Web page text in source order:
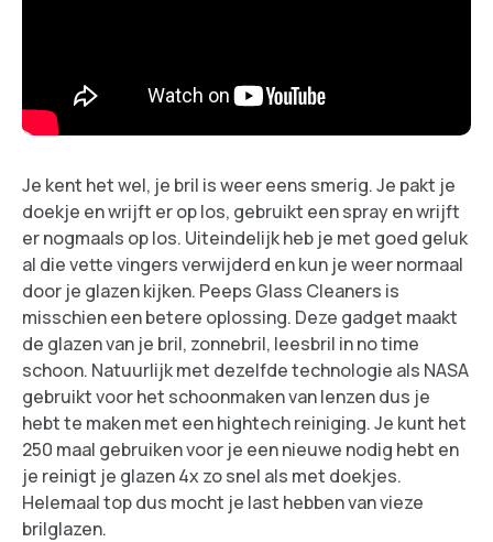
Je kent het wel, je bril is weer eens smerig. Je pakt je
doekje en wrijft er op los, gebruikt een spray en wrijft
er nogmaals op los. Uiteindelijk heb je met goed geluk
al die vette vingers verwijderd en kun je weer normaal
door je glazen kijken. Peeps Glass Cleaners is
misschien een betere oplossing. Deze gadget maakt
de glazen van je bril, zonnebril, leesbril in no time
schoon. Natuurlijk met dezelfde technologie als NASA
gebruikt voor het schoonmaken van lenzen dus je
hebt te maken met een hightech reiniging. Je kunt het
250 maal gebruiken voor je een nieuwe nodig hebt en
je reinigt je glazen 4x zo snel als met doekjes.
Helemaal top dus mocht je last hebben van vieze
brilglazen.